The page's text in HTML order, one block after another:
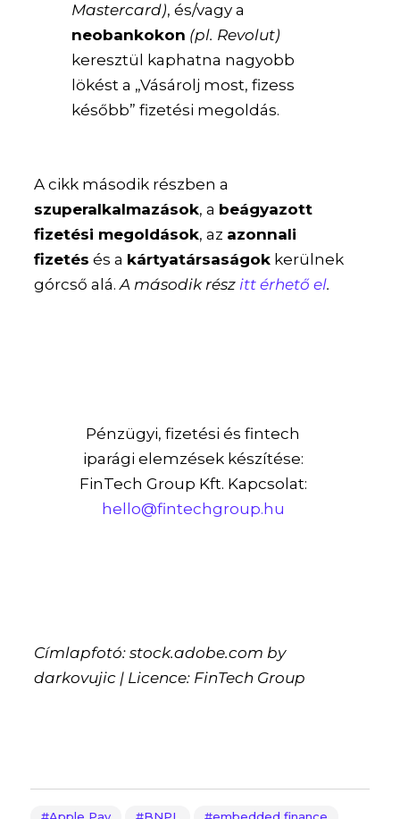
Mastercard), és/vagy a
neobankokon (pl. Revolut)
keresztül kaphatna nagyobb
lökést a „Vásárolj most, fizess
később” fizetési megoldás.
A cikk második részben a
szuperalkalmazások, a beágyazott
fizetési megoldások, az azonnali
fizetés és a kártyatársaságok kerülnek
górcső alá.A második rész itt érhető el.
Pénzügyi, fizetési és fintech
iparági elemzések készítése:
FinTech Group Kft. Kapcsolat:
hello@fintechgroup.hu
Címlapfotó: stock.adobe.com by
darkovujic | Licence: FinTech Group